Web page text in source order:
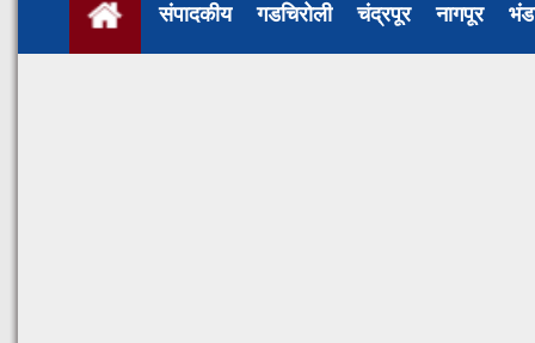
संपादकीय गडचिरोली चंद्रपूर नागपूर